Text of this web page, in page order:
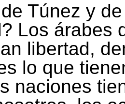
Túnez y
Los árabes
libertad,
lo que
naciones